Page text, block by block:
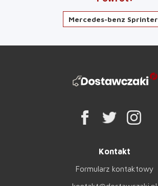
Mercedes-benz Sprinter
Kontakt
Formularz kontaktowy